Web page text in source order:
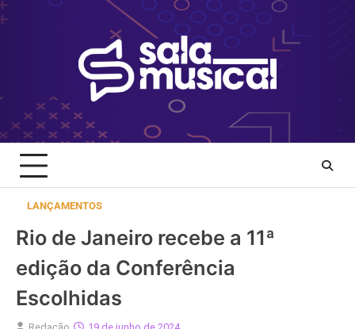
Skip
to
LANÇAMENTOS
Rio de Janeiro recebe a 11ª
edição da Conferência
Escolhidas